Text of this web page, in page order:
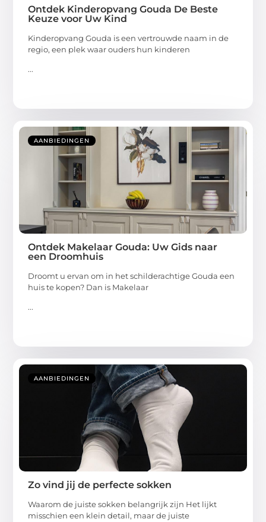
Ontdek Kinderopvang Gouda De Beste
Keuze voor Uw Kind
Kinderopvang Gouda is een vertrouwde naam in de
regio, een plek waar ouders hun kinderen
...
AANBIEDINGEN
Ontdek Makelaar Gouda: Uw Gids naar
een Droomhuis
Droomt u ervan om in het schilderachtige Gouda een
huis te kopen? Dan is Makelaar
...
AANBIEDINGEN
Zo vind jij de perfecte sokken
Waarom de juiste sokken belangrijk zijn Het lijkt
misschien een klein detail, maar de juiste